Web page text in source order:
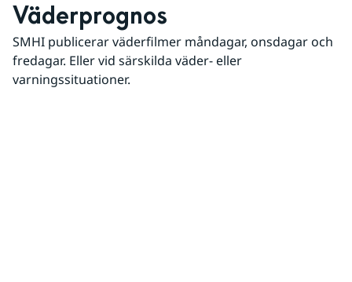
Väderprognos
SMHI publicerar väderfilmer måndagar, onsdagar och
fredagar. Eller vid särskilda väder- eller
varningssituationer.